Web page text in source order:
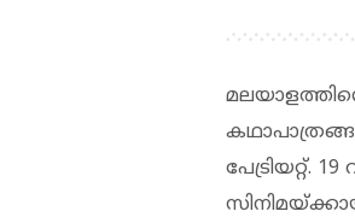
പേട്രിയറ്റ്.